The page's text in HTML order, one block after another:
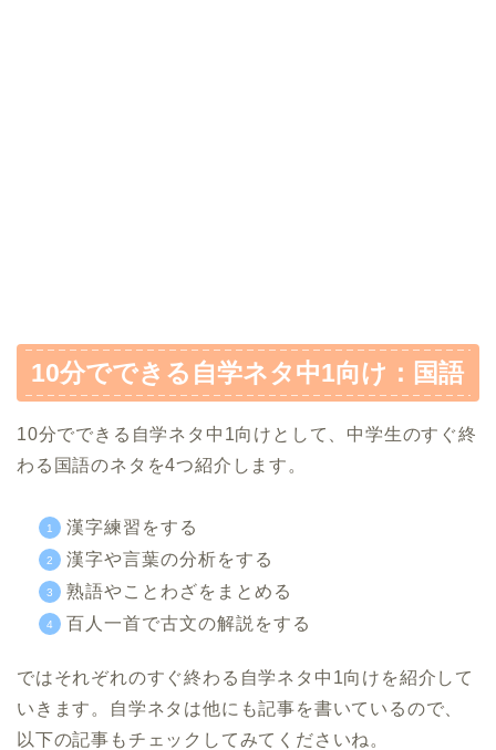
10分でできる自学ネタ中1向け：国語
10分でできる自学ネタ中1向けとして、中学生のすぐ終
わる国語のネタを4つ紹介します。
漢字練習をする
漢字や言葉の分析をする
熟語やことわざをまとめる
百人一首で古文の解説をする
ではそれぞれのすぐ終わる自学ネタ中1向けを紹介して
いきます。自学ネタは他にも記事を書いているので、
以下の記事もチェックしてみてくださいね。